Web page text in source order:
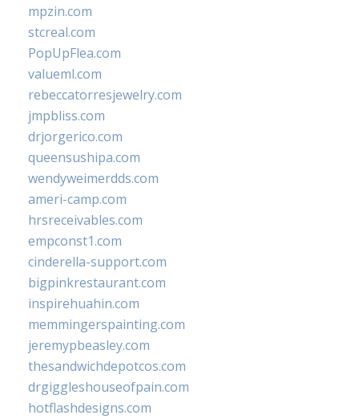
mpzin.com
stcreal.com
PopUpFlea.com
valueml.com
rebeccatorresjewelry.com
jmpbliss.com
drjorgerico.com
queensushipa.com
wendyweimerdds.com
ameri-camp.com
hrsreceivables.com
empconst1.com
cinderella-support.com
bigpinkrestaurant.com
inspirehuahin.com
memmingerspainting.com
jeremypbeasley.com
thesandwichdepotcos.com
drgiggleshouseofpain.com
hotflashdesigns.com